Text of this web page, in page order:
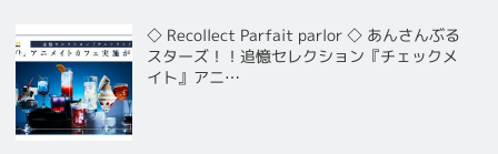
◇ Recollect Parfait parlor ◇ あんさんぶる
スターズ！！追憶セレクション『チェックメ
イト』アニ…